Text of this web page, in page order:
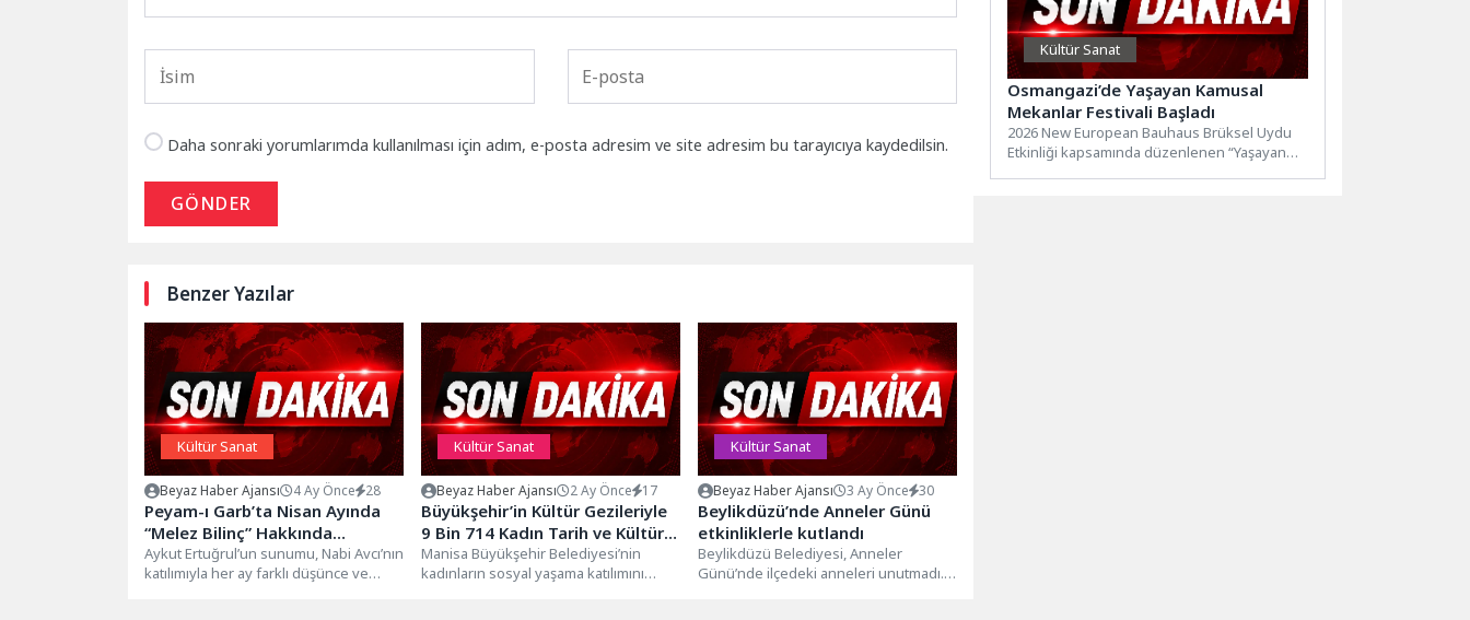
Daha sonraki yorumlarımda kullanılması için adım, e-posta adresim ve site adresim bu tarayıcıya kaydedilsin.
GÖNDER
Benzer Yazılar
Kültür Sanat
Beyaz Haber Ajansı 4 Ay Önce 28
Peyam-ı Garb’ta Nisan Ayında
“Melez Bilinç” Hakkında
Konuşuldu!
Aykut Ertuğrul’un sunumu, Nabi Avcı’nın
katılımıyla her ay farklı düşünce ve
Kültür Sanat
Beyaz Haber Ajansı 2 Ay Önce 17
Büyükşehir’in Kültür Gezileriyle
9 Bin 714 Kadın Tarih ve Kültürle
Buluştu
Manisa Büyükşehir Belediyesi’nin
kadınların sosyal yaşama katılımını
Kültür Sanat
Beyaz Haber Ajansı 3 Ay Önce 30
Beylikdüzü’nde Anneler Günü
etkinliklerle kutlandı
Beylikdüzü Belediyesi, Anneler
Günü’nde ilçedeki anneleri unutmadı.
Kültür Sanat
Osmangazi’de Yaşayan Kamusal
Mekanlar Festivali Başladı
2026 New European Bauhaus Brüksel Uydu
Etkinliği kapsamında düzenlenen “Yaşayan